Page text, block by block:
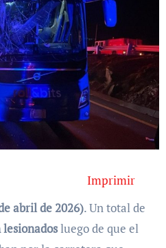
Imprimir
abril de 2026). Un total de
luego de que el